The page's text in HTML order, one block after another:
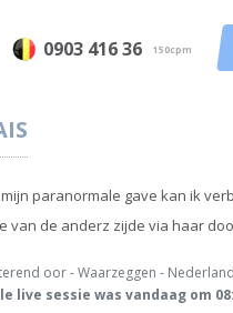
0903 416 36 150cpm
paranormale gave kan ik
van de anderz zijde via haar
oor - Waarzeggen -
live sessie was vandaag om